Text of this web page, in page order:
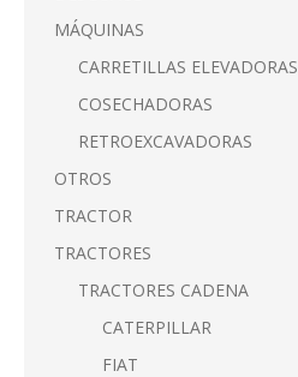
MÁQUINAS
CARRETILLAS ELEVADORAS
COSECHADORAS
RETROEXCAVADORAS
OTROS
TRACTOR
TRACTORES
TRACTORES CADENA
CATERPILLAR
FIAT